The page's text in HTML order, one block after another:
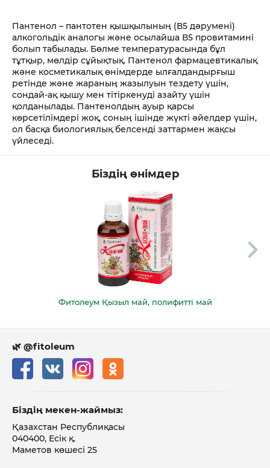
Пантенол – пантотен қышқылының (В5 дәрумені)
алкогольдік аналогы және осылайша В5 провитамині
болып табылады. Бөлме температурасында бұл
тұтқыр, мөлдір сұйықтық. Пантенол фармацевтикалық
және косметикалық өнімдерде ылғалдандырғыш
ретінде және жараның жазылуын тездету үшін,
сондай-ақ қышу мен тітіркенуді азайту үшін
қолданылады. Пантенолдың ауыр қарсы
көрсетілімдері жоқ, соның ішінде жүкті әйелдер үшін,
ол басқа биологиялық белсенді заттармен жақсы
үйлеседі.
Біздің өнімдер
Фитолеум Қызыл май, полифитті май
🌿 @fitoleum
Біздің мекен-жаймыз:
Қазахстан Республиқасы
040400, Есік қ.
Маметов көшесі 25